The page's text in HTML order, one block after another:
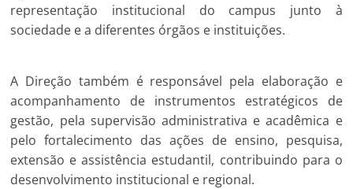
representação institucional do campus junto à
sociedade e a diferentes órgãos e instituições.
A Direção também é responsável pela elaboração e
acompanhamento de instrumentos estratégicos de
gestão, pela supervisão administrativa e acadêmica e
pelo fortalecimento das ações de ensino, pesquisa,
extensão e assistência estudantil, contribuindo para o
desenvolvimento institucional e regional.